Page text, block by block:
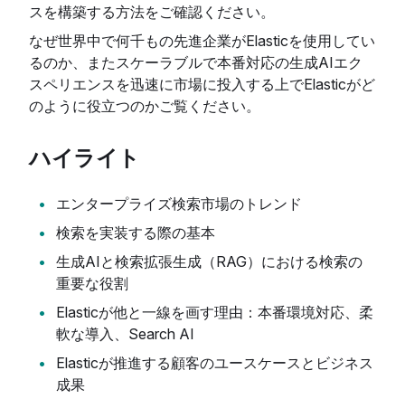
スを構築する方法をご確認ください。
なぜ世界中で何千もの先進企業がElasticを使用してい
るのか、またスケーラブルで本番対応の生成AIエク
スペリエンスを迅速に市場に投入する上でElasticがど
のように役立つのかご覧ください。
ハイライト
エンタープライズ検索市場のトレンド
検索を実装する際の基本
生成AIと検索拡張生成（RAG）における検索の
重要な役割
Elasticが他と一線を画す理由：本番環境対応、柔
軟な導入、Search AI
Elasticが推進する顧客のユースケースとビジネス
成果